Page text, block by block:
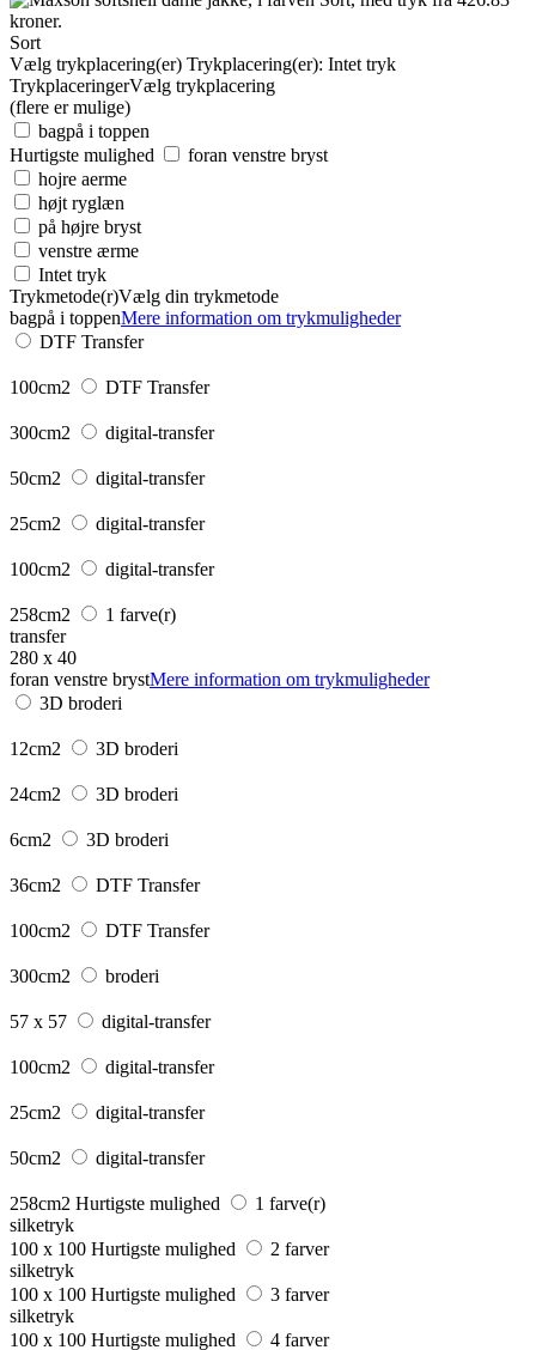
Sort
Vælg trykplacering(er) Trykplacering(er): Intet tryk
TrykplaceringerVælg trykplacering
(flere er mulige)
bagpå i toppen
Hurtigste mulighed
foran venstre bryst
hojre aerme
højt ryglæn
på højre bryst
venstre ærme
Intet tryk
Trykmetode(r)Vælg din trykmetode
bagpå i toppenMere information om trykmuligheder
DTF Transfer
100cm2 DTF Transfer
300cm2 digital-transfer
50cm2 digital-transfer
25cm2 digital-transfer
100cm2 digital-transfer
258cm2
1 farve(r)
transfer
280 x 40
foran venstre brystMere information om trykmuligheder
3D broderi
12cm2 3D broderi
24cm2 3D broderi
6cm2 3D broderi
36cm2 DTF Transfer
100cm2 DTF Transfer
300cm2 broderi
57 x 57 digital-transfer
100cm2 digital-transfer
25cm2 digital-transfer
50cm2 digital-transfer
258cm2 Hurtigste mulighed
1 farve(r)
silketryk
100 x 100 Hurtigste mulighed
2 farver
silketryk
100 x 100 Hurtigste mulighed
3 farver
silketryk
100 x 100 Hurtigste mulighed 4 farver